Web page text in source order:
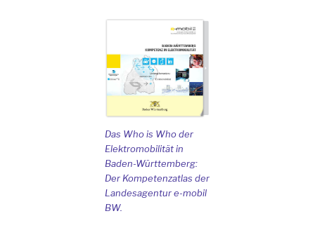
Das Who is Who der
Elektromobilität in
Baden-Württemberg:
Der Kompetenzatlas der
Landesagentur e-mobil
BW.